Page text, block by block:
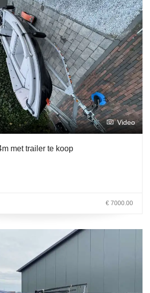
Video
met trailer te koop
€ 7000.00